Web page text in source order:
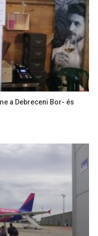
a Debreceni Bor- és